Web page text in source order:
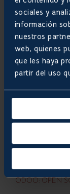
sociales y
información
nuestros
web, quienes
que les haya
partir del uso
ACTUALIDAD
DESARROLLO
DESARROLLO
DESARROLLO
DESARROLLO
MARKETING
ODOO: OPEN